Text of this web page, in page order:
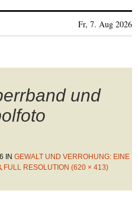
Fr, 7. Aug 2026
und
IN GEWALT UND VERROHUNG: EINE
FULL RESOLUTION (620 × 413)